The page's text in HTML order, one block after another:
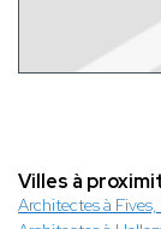
Villes à
Architectes à